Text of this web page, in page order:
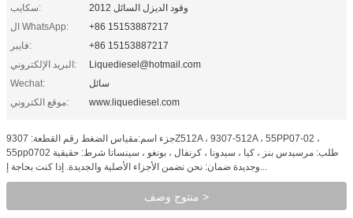
سكايب:
وقود الديزل السائل 2012
ال WhatsApp:
+86 15153887217
فايبر:
+86 15153887217
البريد الإلكتروني:
Liquediesel@hotmail.com
Wechat:
سائل
موقع الكتروني:
www.liquediesel.com
جزء اسم:مقياس الضغط رقم القطعة: 9307Z512A ، 9307-512A ، 55PP07-02 ،
55pp0702 طلب: مرسيدس بنز ، كيا ، سيدونا ، كرنفال ، بونغو ، سينساتا شرط: حقيقية
وجديدة ضمان: نحن نضمن الأجزاء الأصلية والجديدة. إذا كنت بحاجة إ...
منتوج وصف >